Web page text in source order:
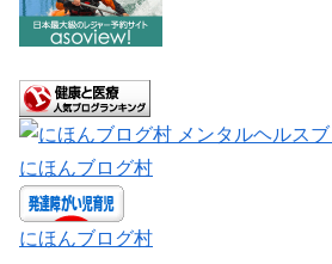
にほんブログ村
にほんブログ村